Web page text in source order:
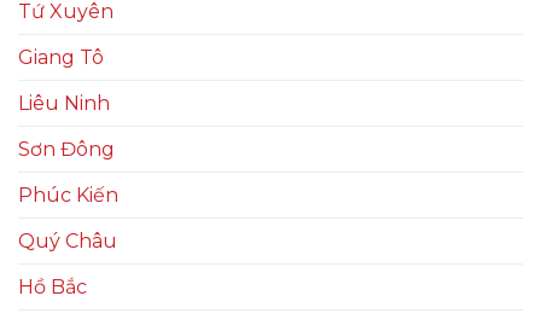
Tứ Xuyên
Giang Tô
Liêu Ninh
Sơn Đông
Phúc Kiến
Quý Châu
Hồ Bắc